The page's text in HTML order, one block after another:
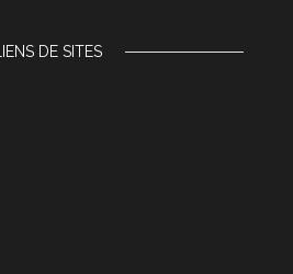
LIENS DE SITES